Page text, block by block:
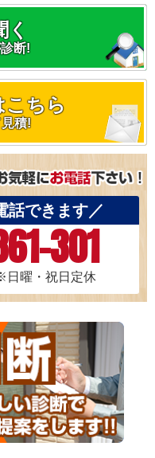
く
断!
こちら
積!
話できます／
301
日曜・祝日定休